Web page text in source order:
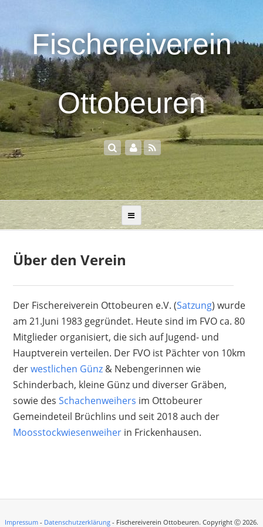
Fischereiverein
Ottobeuren
Über den Verein
Der Fischereiverein Ottobeuren e.V. (Satzung) wurde
am 21.Juni 1983 gegründet. Heute sind im FVO ca. 80
Mitglieder organisiert, die sich auf Jugend- und
Hauptverein verteilen. Der FVO ist Pächter von 10km
derwestlichen Günz& Nebengerinnen wie
Schinderbach, kleine Günz und diverser Gräben,
sowie des Schachenweihers im Ottobeurer
Gemeindeteil Brüchlins und seit 2018 auch der
Moosstockwiesenweiherin Frickenhausen.
Impressum - Datenschutzerklärung - Fischereiverein Ottobeuren. Copyright Ⓒ 2026.